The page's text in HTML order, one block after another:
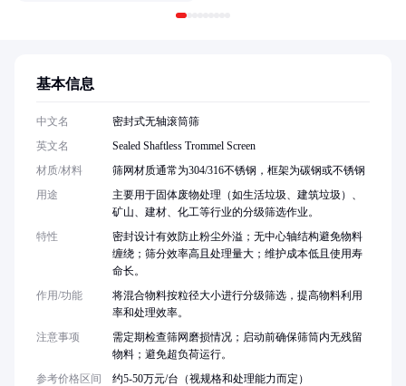
基本信息
中文名
密封式无轴滚筒筛
英文名
Sealed Shaftless Trommel Screen
材质/材料
筛网材质通常为304/316不锈钢，框架为碳钢或不锈钢
用途
主要用于固体废物处理（如生活垃圾、建筑垃圾）、
矿山、建材、化工等行业的分级筛选作业。
特性
密封设计有效防止粉尘外溢；无中心轴结构避免物料
缠绕；筛分效率高且处理量大；维护成本低且使用寿
命长。
作用/功能
将混合物料按粒径大小进行分级筛选，提高物料利用
率和处理效率。
注意事项
需定期检查筛网磨损情况；启动前确保筛筒内无残留
物料；避免超负荷运行。
参考价格区间
约5-50万元/台（视规格和处理能力而定）